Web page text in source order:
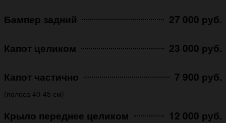
Бампер задний 27 000 руб.
Капот целиком 23 000 руб.
Капот частично 7 900 руб.
(полоса 40-45 см)
Крыло переднее целиком 12 000 руб.